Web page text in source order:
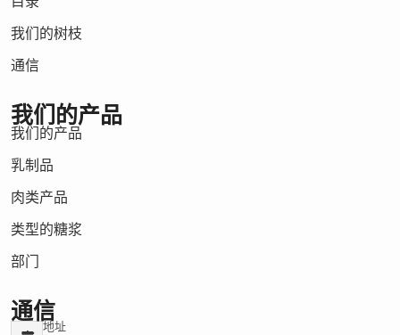
我们的树枝
通信
我们的产品
我们的产品
乳制品
肉类产品
类型的糖浆
部门
通信
地址